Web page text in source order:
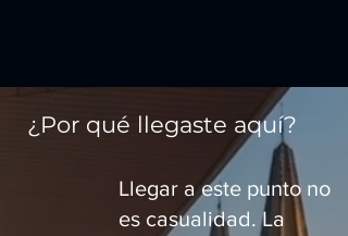
¿Por qué llegaste aquí?
Llegar a este punto no
es casualidad. La